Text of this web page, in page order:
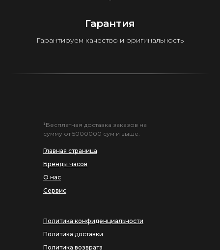
Гарантия
Гарантируем качество и оригинальность
Главная страница
Бренды часов
О нас
Сервис
¹Бесплатная доставка заказов на
сумму от 5000000 сум и выше.
Политика конфиденциальности
Политика доставки
Политика возврата